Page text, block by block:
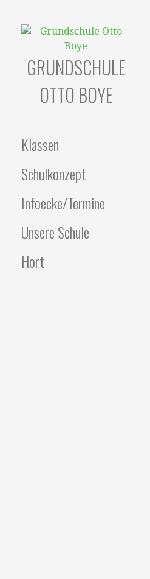
GRUNDSCHULE
OTTO BOYE
Klassen
Schulkonzept
Infoecke/Termine
Unsere Schule
Hort